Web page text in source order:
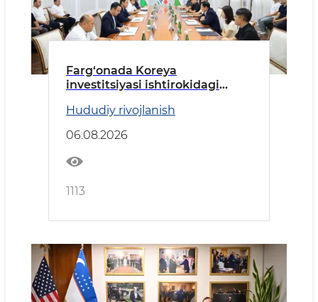
Farg‘onada Koreya
investitsiyasi ishtirokidagi
tushiriladi
Hududiy rivojlanish
06.08.2026
1113